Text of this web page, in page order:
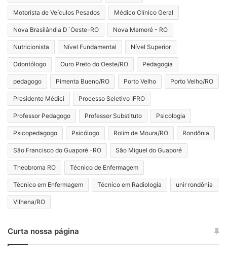
Motorista de Veículos Pesados Médico Clínico Geral
Nova Brasilândia D´Oeste-RO Nova Mamoré - RO
Nutricionista Nível Fundamental Nível Superior
Odontólogo Ouro Preto do Oeste/RO Pedagogia
pedagogo Pimenta Bueno/RO Porto Velho Porto Velho/RO
Presidente Médici Processo Seletivo IFRO
Professor Pedagogo Professor Substituto Psicologia
Psicopedagogo Psicólogo Rolim de Moura/RO Rondônia
São Francisco do Guaporé -RO São Miguel do Guaporé
Theobroma RO Técnico de Enfermagem
Técnico em Enfermagem Técnico em Radiologia unir rondônia
Vilhena/RO
Curta nossa página